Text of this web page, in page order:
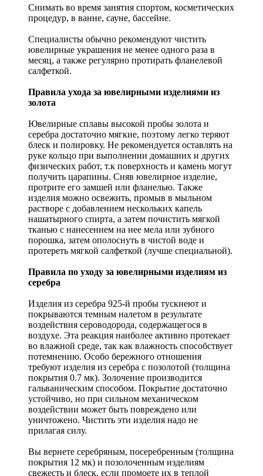
Снимать во время занятия спортом, косметических
процедур, в ванне, сауне, бассейне.
Специалисты обычно рекомендуют чистить
ювелирные украшения не менее одного раза в
месяц, а также регулярно протирать фланелевой
салфеткой.
Правила ухода за ювелирными изделиями из
золота
Ювелирные сплавы высокой пробы золота и
серебра достаточно мягкие, поэтому легко теряют
блеск и полировку. Не рекомендуется оставлять на
руке кольцо при выполнении домашних и других
физических работ, т.к поверхность и камень могут
получить царапины. Сняв ювелирное изделие,
протрите его замшей или фланелью. Также
изделия можно освежить, промыв в мыльном
растворе с добавлением нескольких капель
нашатырного спирта, а затем почистить мягкой
тканью с нанесением на нее мела или зубного
порошка, затем ополоснуть в чистой воде и
протереть мягкой салфеткой (лучше специальной).
Правила по уходу за ювелирными изделиям из
серебра
Изделия из серебра 925-й пробы тускнеют и
покрываются темным налетом в результате
воздействия сероводорода, содержащегося в
воздухе. Эта реакция наиболее активно протекает
во влажной среде, так как влажность способствует
потемнению. Особо бережного отношения
требуют изделия из серебра с позолотой (толщина
покрытия 0.7 мк). Золочение производится
гальваническим способом. Покрытие достаточно
устойчиво, но при сильном механическом
воздействии может быть повреждено или
уничтожено. Чистить эти изделия надо не
прилагая силу.
Вы вернете серебряным, посеребренным (толщина
покрытия 12 мк) и позолоченным изделиям
свежесть и блеск, если промоете их в теплой